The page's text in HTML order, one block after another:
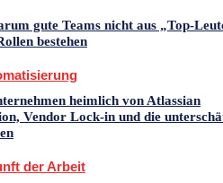
gute Teams nicht aus „Top-
bestehen
heimlich von Atlassian
Vendor Lock-in und die
der Arbeit